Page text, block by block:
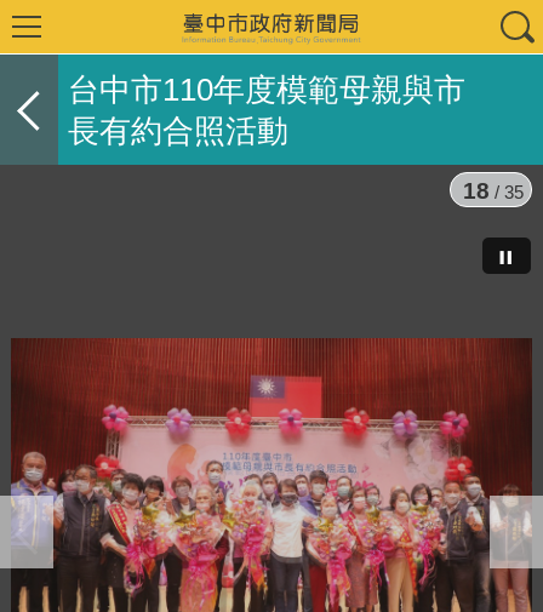
台中市110年度模範母親與市
長有約合照活動
18 / 35